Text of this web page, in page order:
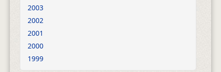
2003
2002
2001
2000
1999